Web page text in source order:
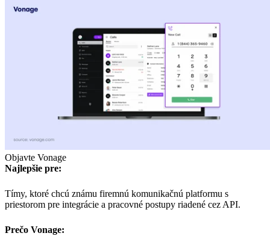
Objavte Vonage
Najlepšie pre:
Tímy, ktoré chcú známu firemnú komunikačnú platformu s
priestorom pre integrácie a pracovné postupy riadené cez API.
Prečo Vonage: